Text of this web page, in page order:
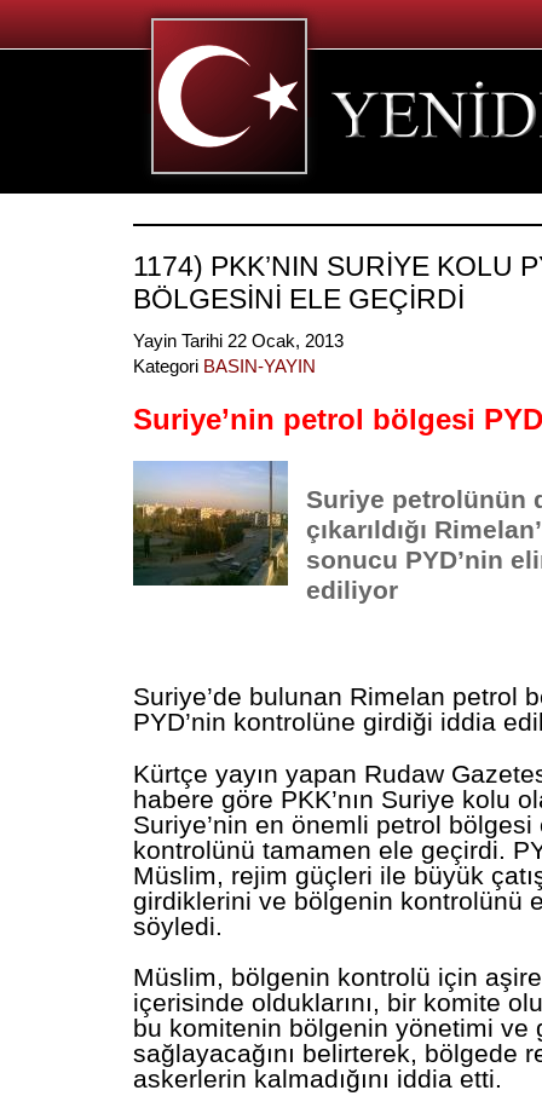
1174) PKK’NIN SURİYE KOLU
BÖLGESİNİ ELE GEÇİRDİ
Yayin Tarihi 22 Ocak, 2013
Kategori BASIN-YAYIN
Suriye’nin petrol bölgesi
Suriye petrolünün
çıkarıldığı
sonucu PYD’nin
ediliyor
Suriye’de bulunan Rimelan petrol
PYD’nin kontrolüne girdiği iddia
Kürtçe yayın yapan Rudaw
habere göre PKK’nın Suriye kolu
Suriye’nin en önemli petrol bölgesi
kontrolünü tamamen ele geçirdi.
Müslim, rejim güçleri ile büyük
girdiklerini ve bölgenin kontrolünü
söyledi.
Müslim, bölgenin kontrolü için
içerisinde olduklarını, bir komite
bu komitenin bölgenin yönetimi ve
sağlayacağını belirterek, bölgede
askerlerin kalmadığını iddia etti.